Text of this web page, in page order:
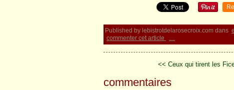
Published by lebistrotdelarosecroix.com dans
commenter cet article
…
<< Ceux qui tirent les
commentaires